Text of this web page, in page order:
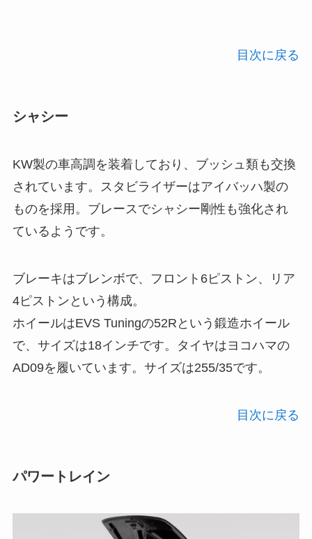
目次に戻る
シャシー
KW製の車高調を装着しており、ブッシュ類も交換
されています。スタビライザーはアイバッハ製の
ものを採用。ブレースでシャシー剛性も強化され
ているようです。
ブレーキはブレンボで、フロント6ピストン、リア
4ピストンという構成。
ホイールはEVS Tuningの52Rという鍛造ホイール
で、サイズは18インチです。タイヤはヨコハマの
AD09を履いています。サイズは255/35です。
目次に戻る
パワートレイン